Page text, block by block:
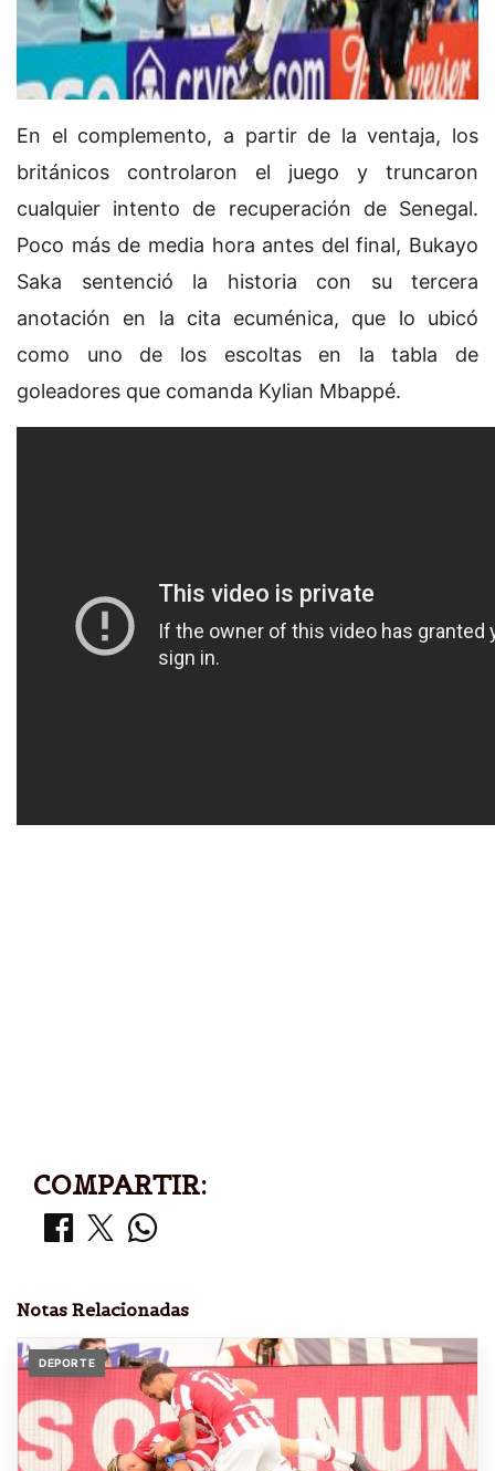
En el complemento, a partir de la ventaja, los
británicos controlaron el juego y truncaron
cualquier intento de recuperación de Senegal.
Poco más de media hora antes del final, Bukayo
Saka sentenció la historia con su tercera
anotación en la cita ecuménica, que lo ubicó
como uno de los escoltas en la tabla de
goleadores que comanda Kylian Mbappé.
COMPARTIR:
Notas Relacionadas
DEPORTE